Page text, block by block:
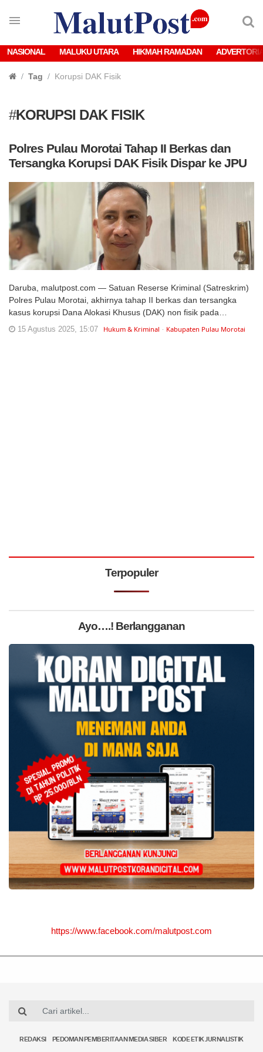
NASIONAL MALUKU UTARA HIKMAH RAMADAN
Tag Korupsi DAK Fisik
#KORUPSI DAK FISIK
Polres Pulau Morotai Tahap II Berkas dan
Tersangka Korupsi DAK Fisik Dispar ke JPU
Daruba, malutpost.com — Satuan Reserse Kriminal (Satreskrim)
Polres Pulau Morotai, akhirnya tahap II berkas dan tersangka
kasus korupsi Dana Alokasi Khusus (DAK) non fisik pada…
15 Agustus 2025, 15:07 Hukum & Kriminal Kabupaten Pulau Morotai
Terpopuler
Ayo….! Berlangganan
https://www.facebook.com/malutpost.com
REDAKSI PEDOMAN PEMBERITAAN MEDIA SIBER KODE ETIK JURNALISTIK